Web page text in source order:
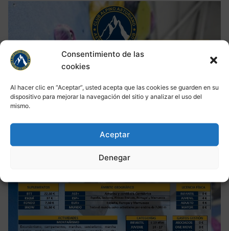
Consentimiento de las
cookies
Al hacer clic en “Aceptar”, usted acepta que las cookies se guarden en su
dispositivo para mejorar la navegación del sitio y analizar el uso del
mismo.
Aceptar
Denegar